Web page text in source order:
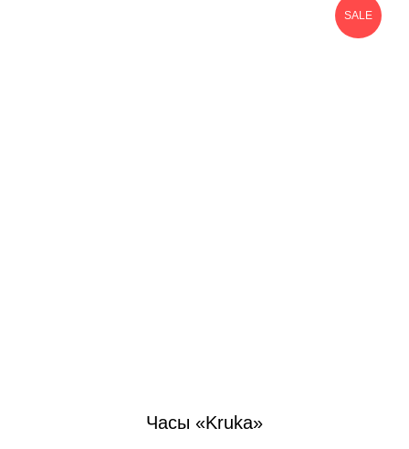
SALE
Часы «Kruka»